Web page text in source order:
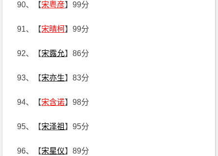
90、【宋粤彦】99分
91、【宋晴柯 】99分
92、【宋露允】86分
93、【宋亦生】83分
94、【宋含诺】98分
95、【宋泽祖 】95分
96、【宋星仪】89分